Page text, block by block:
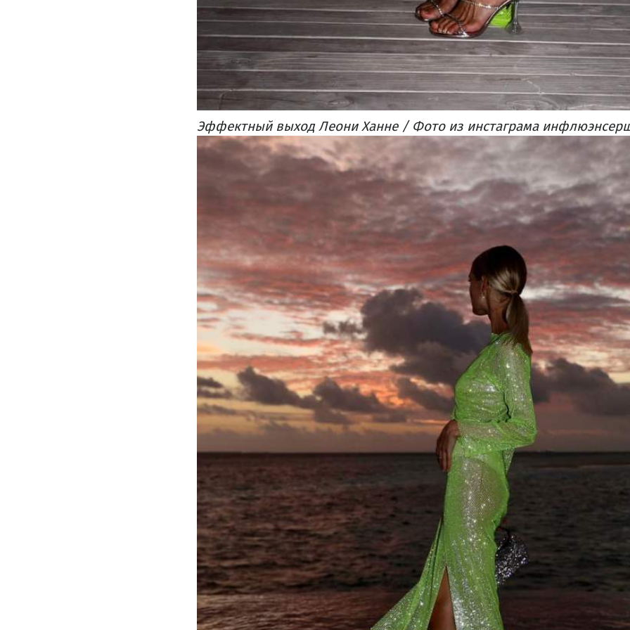
Эффектный выход Леони Ханне / Фото из инстаграма